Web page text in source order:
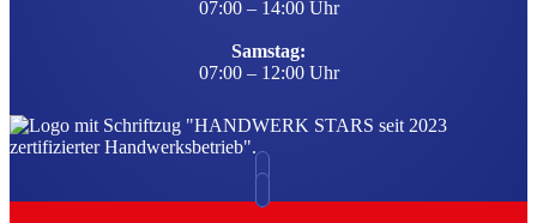
07:00 – 14:00 Uhr
Samstag:
07:00 – 12:00 Uhr